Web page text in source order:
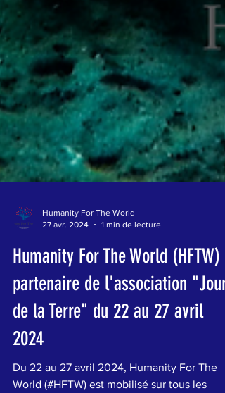
Humanity For The World (HFTW)
partenaire de l'association "Jour
de la Terre" du 22 au 27 avril
2024
Du 22 au 27 avril 2024, Humanity For The